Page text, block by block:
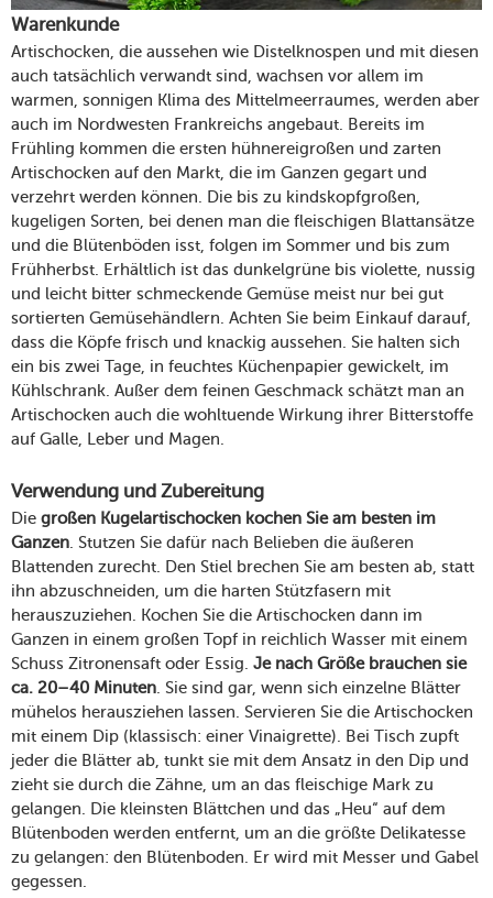
Warenkunde
Artischocken, die aussehen wie Distelknospen und mit diesen
auch tatsächlich verwandt sind, wachsen vor allem im
warmen, sonnigen Klima des Mittelmeerraumes, werden aber
auch im Nordwesten Frankreichs angebaut. Bereits im
Frühling kommen die ersten hühnereigroßen und zarten
Artischocken auf den Markt, die im Ganzen gegart und
verzehrt werden können. Die bis zu kindskopfgroßen,
kugeligen Sorten, bei denen man die fleischigen Blattansätze
und die Blütenböden isst, folgen im Sommer und bis zum
Frühherbst. Erhältlich ist das dunkelgrüne bis violette, nussig
und leicht bitter schmeckende Gemüse meist nur bei gut
sortierten Gemüsehändlern. Achten Sie beim Einkauf darauf,
dass die Köpfe frisch und knackig aussehen. Sie halten sich
ein bis zwei Tage, in feuchtes Küchenpapier gewickelt, im
Kühlschrank. Außer dem feinen Geschmack schätzt man an
Artischocken auch die wohltuende Wirkung ihrer Bitterstoffe
auf Galle, Leber und Magen.
Verwendung und Zubereitung
Die großen Kugelartischocken kochen Sie am besten im
Ganzen . Stutzen Sie dafür nach Belieben die äußeren
Blattenden zurecht. Den Stiel brechen Sie am besten ab, statt
ihn abzuschneiden, um die harten Stützfasern mit
herauszuziehen. Kochen Sie die Artischocken dann im
Ganzen in einem großen Topf in reichlich Wasser mit einem
Schuss Zitronensaft oder Essig. Je nach Größe brauchen sie
ca. 20–40 Minuten . Sie sind gar, wenn sich einzelne Blätter
mühelos herausziehen lassen. Servieren Sie die Artischocken
mit einem Dip (klassisch: einer Vinaigrette). Bei Tisch zupft
jeder die Blätter ab, tunkt sie mit dem Ansatz in den Dip und
zieht sie durch die Zähne, um an das fleischige Mark zu
gelangen. Die kleinsten Blättchen und das „Heu“ auf dem
Blütenboden werden entfernt, um an die größte Delikatesse
zu gelangen: den Blütenboden. Er wird mit Messer und Gabel
gegessen.